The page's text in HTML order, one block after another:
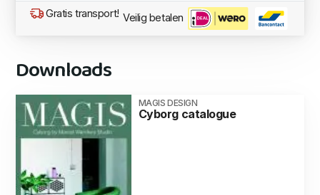
Gratis transport! Veilig betalen
Downloads
MAGIS DESIGN
Cyborg catalogue